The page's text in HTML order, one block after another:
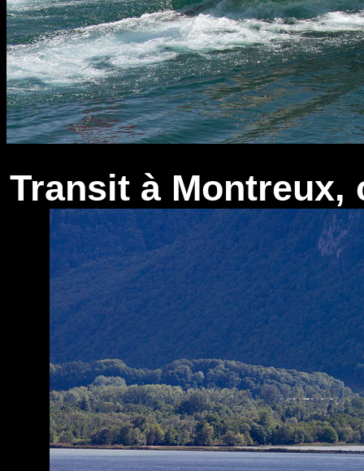
Transit à Montreux,